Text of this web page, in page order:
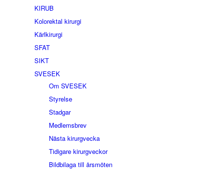
KIRUB
Kolorektal kirurgi
Kärlkirurgi
SFAT
SIKT
SVESEK
Om SVESEK
Styrelse
Stadgar
Medlemsbrev
Nästa kirurgvecka
Tidigare kirurgveckor
Bildbilaga till årsmöten